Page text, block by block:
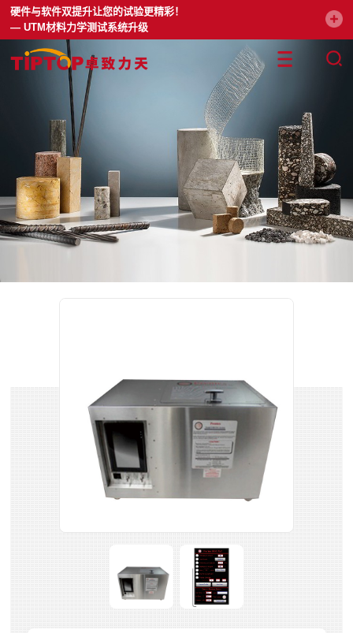
硬件与软件双提升让您的试验更精彩！
— UTM材料力学测试系统升级